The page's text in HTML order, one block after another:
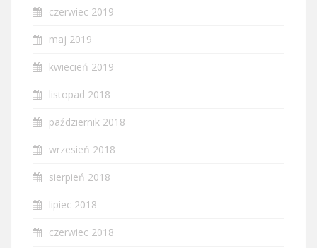
czerwiec 2019
maj 2019
kwiecień 2019
listopad 2018
październik 2018
wrzesień 2018
sierpień 2018
lipiec 2018
czerwiec 2018